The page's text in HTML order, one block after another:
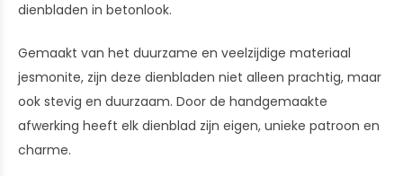
dienbladen in betonlook.
Gemaakt van het duurzame en veelzijdige materiaal
jesmonite, zijn deze dienbladen niet alleen prachtig, maar
ook stevig en duurzaam. Door de handgemaakte
afwerking heeft elk dienblad zijn eigen, unieke patroon en
charme.